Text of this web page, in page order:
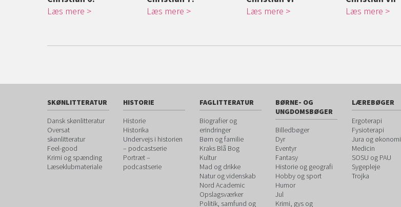
Læs mere
Læs mere
Læs mere
Læs mere
SKØNLITTERATUR
Dansk skønlitteratur
Oversat
skønlitteratur
Feel-good
Krimi og spænding
Læseklubmateriale
HISTORIE
Historie
Historika
Undervejs i historien
– podcastserie
Portræt –
podcastserie
FAGLITTERATUR
Biografier og
erindringer
Børn og familie
Kraks Blå Bog
Kultur
Mad og drikke
Natur og videnskab
Nord Academic
Opslagsværker
Politik, samfund og
BØRNE- OG
UNGDOMSBØGER
Billedbøger
Dyr
Eventyr
Fantasy
Historie og geografi
Hobby og sport
Humor
Jul
Krimi, gys og
LÆREBØGER
Ergoterapi
Fysioterapi
Jura og økonomi
Medicin
SOSU og PAU
Sygepleje
Trojka